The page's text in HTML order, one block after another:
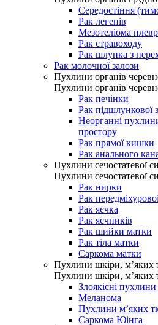
Середостіння
Рак легенів
Мезотеліома
Рак стравоходу
Рак шлунка з
Рак молочної залози
Пухлини органів
Пухлини органів
Рак печінки
Рак підшлункової
Неорганні
простору
Рак прямої кишки
Рак анального
Пухлини сечостатевої
Пухлини сечостатевої
Рак нирки
Рак
Рак яєчка
Рак яєчників
Рак шийки матки
Рак тіла матки
Саркома матки
Пухлини шкіри, м’яких
Пухлини шкіри, м’яких
Злоякісні
Меланома
Пухлини м’яких
Саркома Юінга